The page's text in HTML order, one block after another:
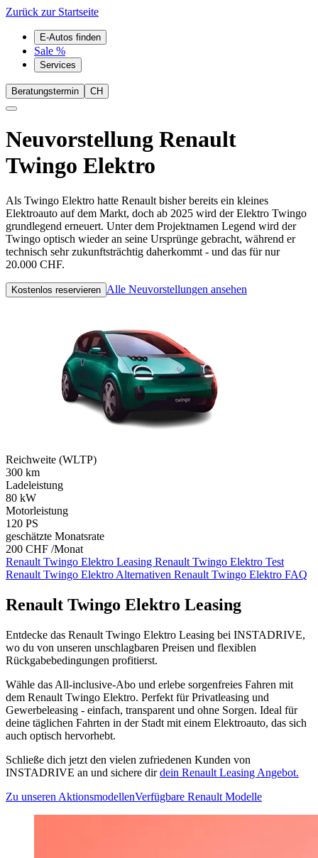
Zurück zur Startseite
E-Autos finden
Sale %
Services
Beratungstermin CH
Neuvorstellung Renault
Twingo Elektro
Als Twingo Elektro hatte Renault bisher bereits ein kleines
Elektroauto auf dem Markt, doch ab 2025 wird der Elektro Twingo
grundlegend erneuert. Unter dem Projektnamen Legend wird der
Twingo optisch wieder an seine Ursprünge gebracht, während er
technisch sehr zukunftsträchtig daherkommt - und das für nur
20.000 CHF.
Kostenlos reservieren Alle Neuvorstellungen ansehen
Reichweite (WLTP)
300 km
Ladeleistung
80 kW
Motorleistung
120 PS
geschätzte Monatsrate
200 CHF /Monat
Renault Twingo Elektro Leasing Renault Twingo Elektro Test
Renault Twingo Elektro Alternativen Renault Twingo Elektro FAQ
Renault Twingo Elektro Leasing
Entdecke das Renault Twingo Elektro Leasing bei INSTADRIVE,
wo du von unseren unschlagbaren Preisen und flexiblen
Rückgabebedingungen profitierst.
Wähle das All-inclusive-Abo und erlebe sorgenfreies Fahren mit
dem Renault Twingo Elektro. Perfekt für Privatleasing und
Gewerbeleasing - einfach, transparent und ohne Sorgen. Ideal für
deine täglichen Fahrten in der Stadt mit einem Elektroauto, das sich
auch optisch hervorhebt.
Schließe dich jetzt den vielen zufriedenen Kunden von
INSTADRIVE an und sichere dirdein Renault Leasing Angebot.
Zu unseren AktionsmodellenVerfügbare Renault Modelle